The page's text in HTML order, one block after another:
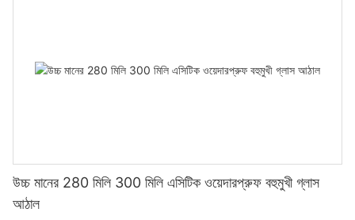
উচ্চ মানের 280 মিলি 300 মিলি এসিটিক ওয়েদারপ্রুফ বহুমুখী গ্লাস
আঠাল